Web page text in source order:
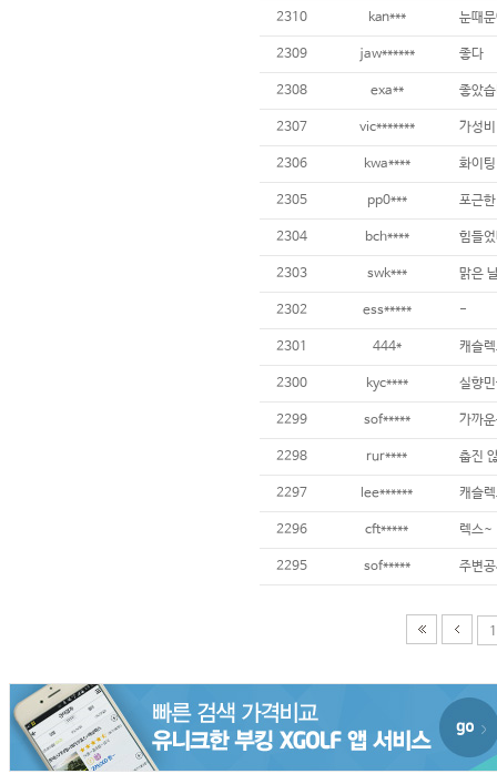
2310 kan*** 눈때
2309 jaw****** 좋다
2308 exa** 좋았
2307 vic******* 가성
2306 kwa**** 화이
2305 pp0*** 포근
2304 bch**** 힘들
2303 swk*** 맑은
2302 ess***** -
2301 444* 캐슬
2300 kyc**** 실향
2299 sof***** 가까
2298 rur**** 춥진
2297 lee****** 캐슬
2296 cft***** 렉스~
2295 sof***** 주변
1